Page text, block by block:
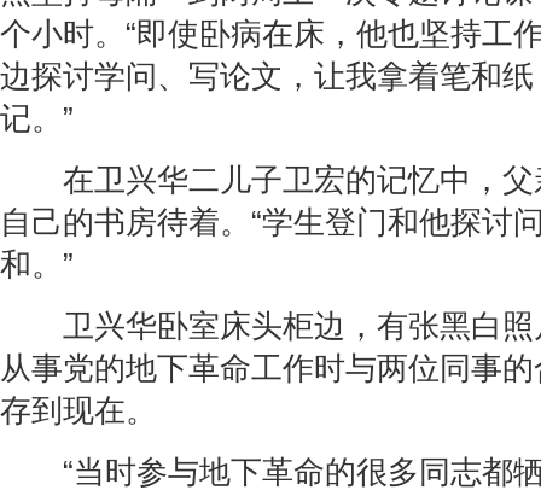
个小时。“即使卧病在床，他也坚持工
边探讨学问、写论文，让我拿着笔和
记。”
在卫兴华二儿子卫宏的记忆中，父
自己的书房待着。“学生登门和他探讨
和。”
卫兴华卧室床头柜边，有张黑白照
从事党的地下革命工作时与两位同事
存到现在。
“当时参与地下革命的很多同志都